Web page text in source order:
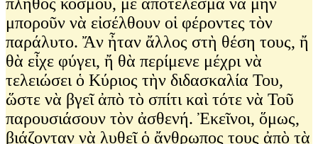
μποροῦν νὰ εἰσέλθουν οἱ φέροντες τὸν
παράλυτο. Ἄν ἦταν ἄλλος στὴ θέση τους, ἤ
θὰ εἶχε φύγει, ἤ θὰ περίμενε μέχρι νὰ
τελειώσει ὁ Κύριος τὴν διδασκαλία Του,
ὥστε νὰ βγεῖ ἀπὸ τὸ σπίτι καὶ τότε νὰ Τοῦ
παρουσιάσουν τὸν ἀσθενή. Ἐκεῖνοι, ὅμως,
βιάζονταν νὰ λυθεῖ ὁ ἄνθρωπος τους ἀπὸ τὰ